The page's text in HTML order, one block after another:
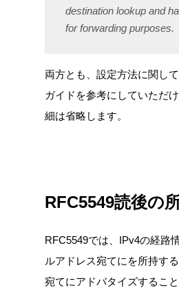
destination lookup and
for forwarding purposes.
両方とも、設定方法に関し
ガイドを参考にしていただ
細は省略します。
RFC5549読後の
RFC5549では、IPv4の経路
ルアドレス宛てにを所持す
宛てにアドバタイズするこ